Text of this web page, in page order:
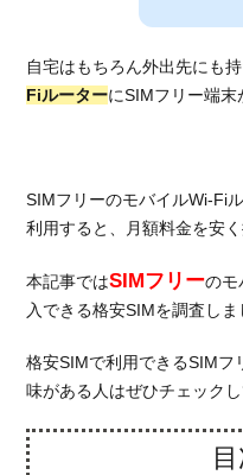
自宅はもちろん外出先にも
FiルーターにSIMフリー端末
SIMフリーのモバイルWi-Fi
利用すると、月額料金を安く
本記事ではSIMフリーのモ
入できる格安SIMを調査しま
格安SIMで利用できるSIMフ
味がある人はぜひチェックし